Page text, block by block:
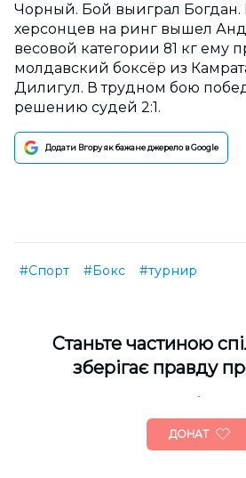
Чорный. Бой выиграл
херсонцев на ринг вышел
весовой категории 81 кг ему
молдавский боксёр из
Дилигул. В трудном бою
решению судей 2:1.
Додати Вгору як бажане джерело в Google
#Спорт #Бокс #турнир
Cтаньте частиною
зберігає правду
ДОНАТ